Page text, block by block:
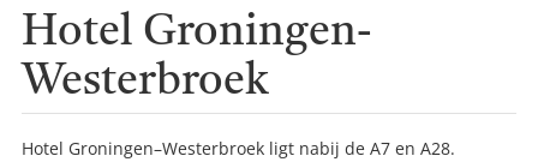
Hotel Groningen-
Westerbroek
Hotel Groningen–Westerbroek ligt nabij de A7 en A28.